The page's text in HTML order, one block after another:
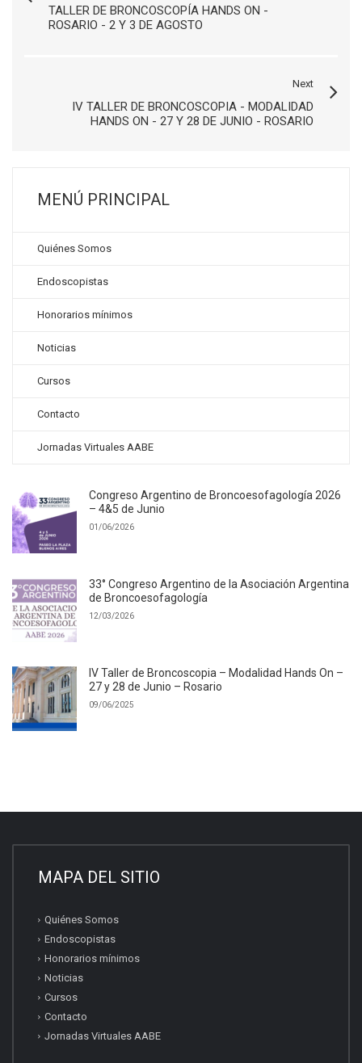
TALLER DE BRONCOSCOPÍA HANDS ON -
ROSARIO - 2 Y 3 DE AGOSTO
Next
IV TALLER DE BRONCOSCOPIA - MODALIDAD
HANDS ON - 27 Y 28 DE JUNIO - ROSARIO
MENÚ PRINCIPAL
Quiénes Somos
Endoscopistas
Honorarios mínimos
Noticias
Cursos
Contacto
Jornadas Virtuales AABE
Congreso Argentino de Broncoesofagología 2026
– 4&5 de Junio
01/06/2026
33° Congreso Argentino de la Asociación Argentina
de Broncoesofagología
12/03/2026
IV Taller de Broncoscopia – Modalidad Hands On –
27 y 28 de Junio – Rosario
09/06/2025
MAPA DEL SITIO
Quiénes Somos
Endoscopistas
Honorarios mínimos
Noticias
Cursos
Contacto
Jornadas Virtuales AABE